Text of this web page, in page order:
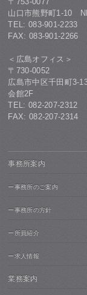
山口市熊野町1-10
TEL: 083-901-2233
FAX: 083-901-2266
＜広島オフィス＞
〒730-0052
広島市中区千田町3-
会館2F
TEL: 082-207-2312
FAX: 082-207-2314
事務所案内
ー事務所のご案内
ー事務所の方針
ー所員紹介
ー求人情報
業務案内